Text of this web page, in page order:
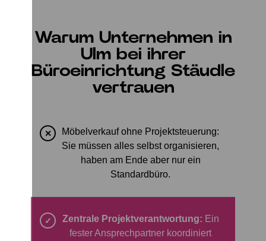
Warum Unternehmen in
Ulm bei ihrer
Büroeinrichtung Stäudle
vertrauen
✕
Möbelverkauf ohne Projektsteuerung:
Sie müssen alles selbst organisieren,
haben am Ende aber nur ein
Standardbüro.
✓ Zentrale Projektverantwortung: Ein
fester Ansprechpartner koordiniert